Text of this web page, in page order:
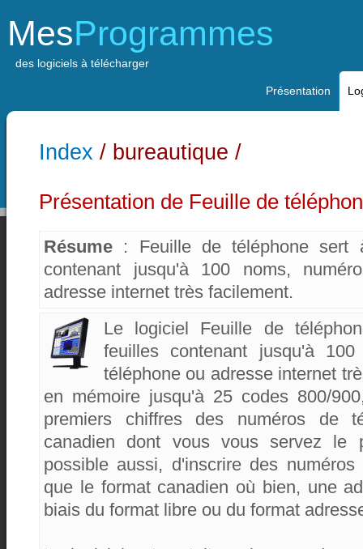
MesProgrammes
des logiciels à télécharger
Présentation
Index / bureautique /
Présentation de Feuille de
Résume : Feuille de téléphone sert
contenant jusqu'à 100 noms,
adresse internet très facilement.
Le logiciel Feuille de
feuilles contenant jusqu'à
téléphone ou adresse internet
en mémoire jusqu'à 25 codes 800/
premiers chiffres des numéros de
canadien dont vous vous servez le
possible aussi, d'inscrire des
que le format canadien où bien, une
biais du format libre ou du format